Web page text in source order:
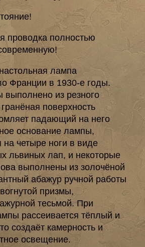
проводка полностью
лампа
Франции в 1930-е годы.
выполнено из резного
поверхность
падающий на него
основание лампы,
четыре ноги в виде
львиных лап, и некоторые
выполнены из золочёной
абажур ручной работы
призмы,
тесьмой. При
рассеивается тёплый и
создаёт камерность и
освещение.